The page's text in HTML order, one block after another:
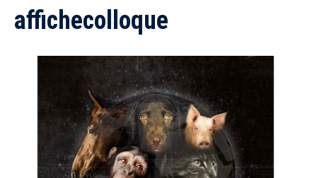
affichecolloque